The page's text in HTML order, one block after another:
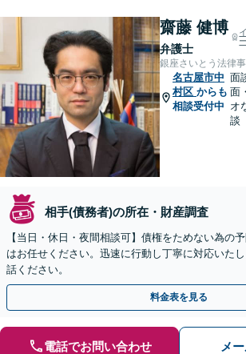
齋藤 健博
弁護士
銀座さいとう法律
名古屋市中
村区 からも
相談受付中
面
面
オ
談
相手(債務者)の所在・財産調査
【当日・休日・夜間相談可】債権をためない為の
はお任せください。迅速に行動し丁寧に対応いた
話ください。
料金表を見る
電話でお問い合わせ メ